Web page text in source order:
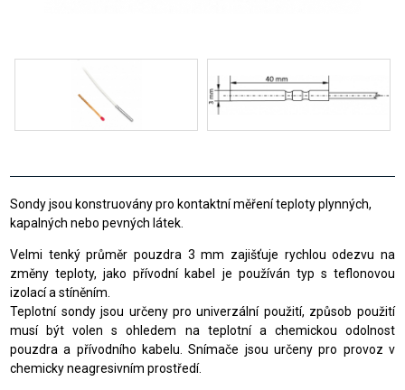
Sondy jsou konstruovány pro kontaktní měření teploty plynných,
kapalných nebo pevných látek.
Velmi tenký průměr pouzdra 3 mm zajišťuje rychlou odezvu na
změny teploty, jako přívodní kabel je používán typ s teflonovou
izolací a stíněním.
Teplotní sondy jsou určeny pro univerzální použití, způsob použití
musí být volen s ohledem na teplotní a chemickou odolnost
pouzdra a přívodního kabelu. Snímače jsou určeny pro provoz v
chemicky neagresivním prostředí.